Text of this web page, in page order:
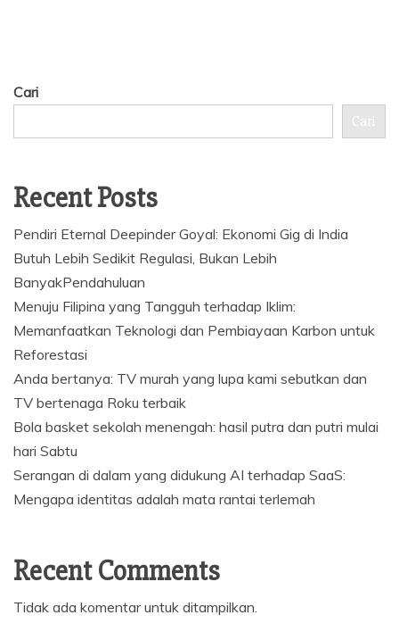
Cari
Cari
Recent Posts
Pendiri Eternal Deepinder Goyal: Ekonomi Gig di India
Butuh Lebih Sedikit Regulasi, Bukan Lebih
BanyakPendahuluan
Menuju Filipina yang Tangguh terhadap Iklim:
Memanfaatkan Teknologi dan Pembiayaan Karbon untuk
Reforestasi
Anda bertanya: TV murah yang lupa kami sebutkan dan
TV bertenaga Roku terbaik
Bola basket sekolah menengah: hasil putra dan putri mulai
hari Sabtu
Serangan di dalam yang didukung AI terhadap SaaS:
Mengapa identitas adalah mata rantai terlemah
Recent Comments
Tidak ada komentar untuk ditampilkan.